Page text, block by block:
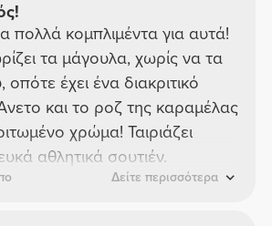
κομπλιμέντα για αυτά!
τα μάγουλα, χωρίς να τα
έχει ένα διακριτικό
και το ροζ της καραμέλας
χρώμα! Ταιριάζει
αθλητικά σουτιέν.
Δείτε περισσότερα